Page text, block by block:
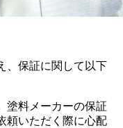
、保証に関して以下
塗料メーカーの保証
頼いただく際に心配